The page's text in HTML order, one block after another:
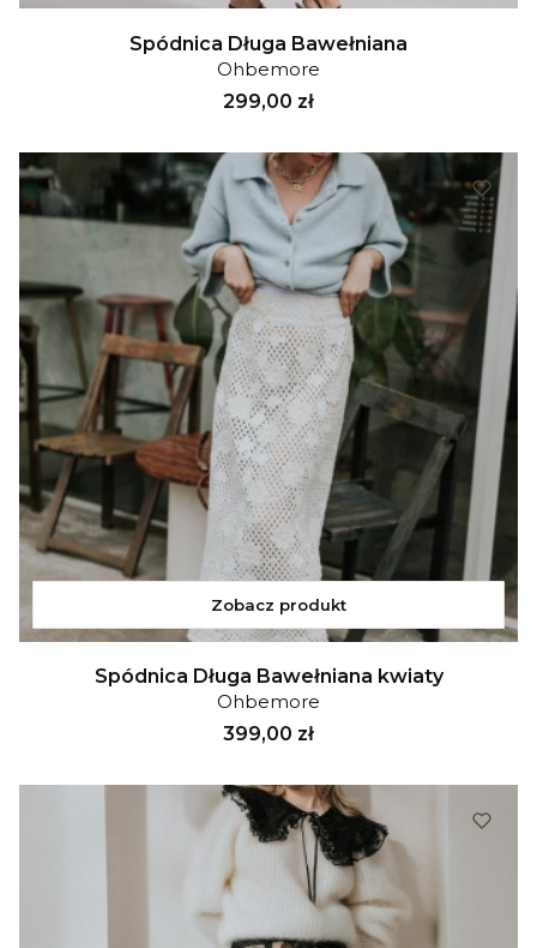
Spódnica Długa Bawełniana
Ohbemore
Cena
299,00 zł
Zobacz produkt
Spódnica Długa Bawełniana kwiaty
Ohbemore
Cena
399,00 zł